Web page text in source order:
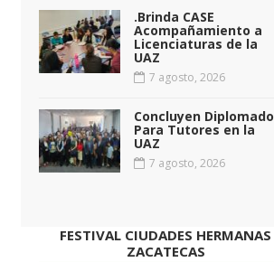
.Brinda CASE
Acompañamiento a
Licenciaturas de la
UAZ
7 agosto, 2026
Concluyen Diplomado
Para Tutores en la
UAZ
7 agosto, 2026
FESTIVAL CIUDADES HERMANAS
ZACATECAS